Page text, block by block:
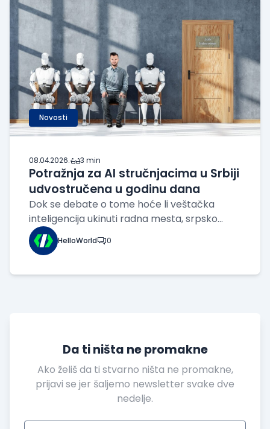
Novosti
08.04.2026.· 3 min
Potražnja za AI stručnjacima u Srbiji
udvostručena u godinu dana
Dok se debate o tome hoće li veštačka
inteligencija ukinuti radna mesta, srpsko
tržište rada šalje drugačiju poruku. Podaci
HelloWorld sajta pokazuju da je potražnja za
od 80% u poređenju sa 2024. Apsolutne b
HelloWorld 0
Da ti ništa ne promakne
Ako želiš da ti stvarno ništa ne promakne,
prijavi se jer šaljemo newsletter svake dve
nedelje.